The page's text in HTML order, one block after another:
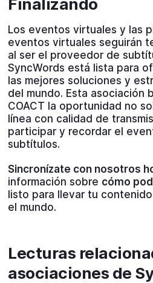
Los eventos virtuales y las
eventos virtuales seguirán
al ser el proveedor de
SyncWords está lista para
las mejores soluciones y
del mundo. Esta asociación
COACT la oportunidad no
línea con calidad de
participar y recordar el
subtítulos.
Sincronízate con nosotros
información sobre cómo
listo para llevar tu
el mundo.
Lecturas
asociaciones de